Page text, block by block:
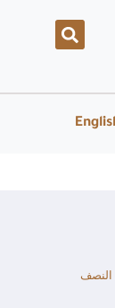
خلال النصف